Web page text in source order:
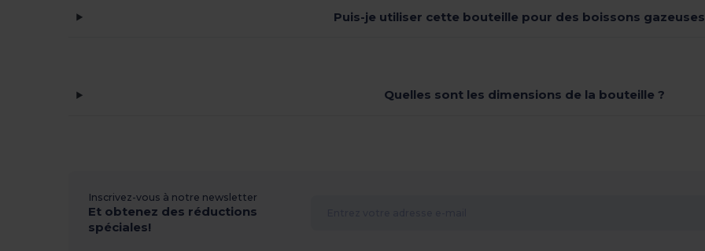
Puis-je utiliser cette bouteille pour des boissons gazeuses
Quelles sont les dimensions de la bouteille ?
Inscrivez-vous à notre newsletter
Et obtenez des réductions
spéciales!